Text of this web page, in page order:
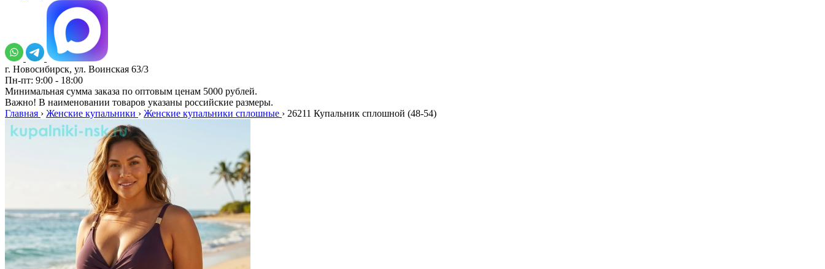
г. Новосибирск, ул. Воинская 63/3
Пн-пт: 9:00 - 18:00
Минимальная сумма заказа по оптовым ценам 5000 рублей.
Важно! В наименовании товаров указаны российские размеры.
Главная › Женские купальники › Женские купальники сплошные › 26211 Купальник сплошной (48-54)